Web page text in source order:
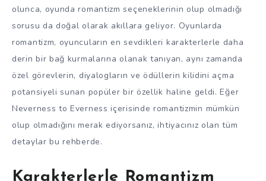
olunca, oyunda romantizm seçeneklerinin olup olmadığı
sorusu da doğal olarak akıllara geliyor. Oyunlarda
romantizm, oyuncuların en sevdikleri karakterlerle daha
derin bir bağ kurmalarına olanak tanıyan, aynı zamanda
özel görevlerin, diyalogların ve ödüllerin kilidini açma
potansiyeli sunan popüler bir özellik haline geldi. Eğer
Neverness to Everness içerisinde romantizmin mümkün
olup olmadığını merak ediyorsanız, ihtiyacınız olan tüm
detaylar bu rehberde.
Karakterlerle Romantizm